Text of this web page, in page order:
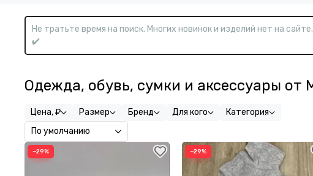
Не тратьте время на поиск. Многих новинок и изделий нет на
✔️
Одежда, обувь, сумки и аксессуары от
Цена, ₽ Размер Бренд Для кого Категория
−29% −29%